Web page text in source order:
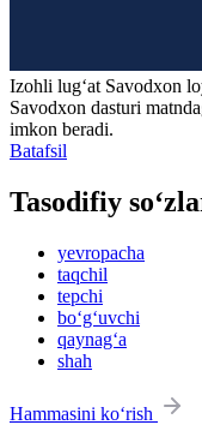
Izohli lugʻat Savodxon
Savodxon dasturi
imkon beradi.
Batafsil
Tasodifiy
yevropacha
taqchil
tepchi
bo‘g‘uvchi
qaynag‘a
shah
Hammasini ko‘rish